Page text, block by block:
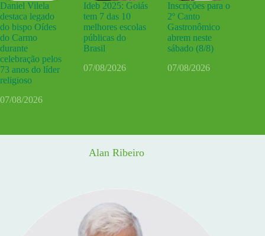
Daniel Vilela
destaca legado
do bispo Oídes
do Carmo
durante
celebração pelos
73 anos do líder
religioso
07/08/2026
Ideb 2025: Goiás
tem 7 das 10
melhores escolas
públicas do
Brasil
07/08/2026
Inscrições para o
2º Canto
Gastronômico
abrem neste
sábado (8/8)
07/08/2026
Alan Ribeiro